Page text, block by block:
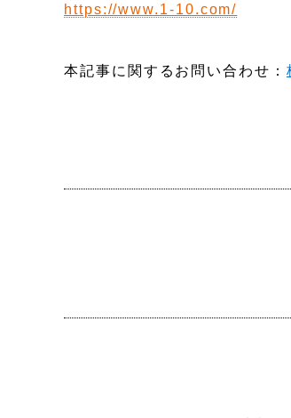
https://www.1-10.com/
本記事に関するお問い合わせ：